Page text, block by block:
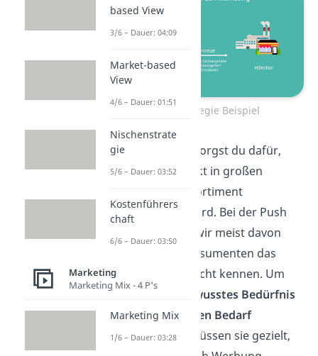
Push Strategie Beispiel
Auf diese Weise sorgst du dafür,
dass dein Produkt in großen
Mengen in das Sortiment
aufgenommen wird. Bei der Push
Strategie gehen wir meist davon
aus, dass die Konsumenten das
Duschgel noch nicht kennen. Um
also deren
unbewusstes Bedürfnis
in einenbewussten Bedarf
umzuwandeln, müssen sie gezielt,
based View
3/6 – Dauer: 04:09
Market-based
View
4/6 – Dauer: 01:51
Nischenstrate
gie
5/6 – Dauer: 03:52
Kostenführers
chaft
6/6 – Dauer: 03:50
Marketing
Marketing Mix - 4 P's
Marketing Mix
1/6 – Dauer: 03:28